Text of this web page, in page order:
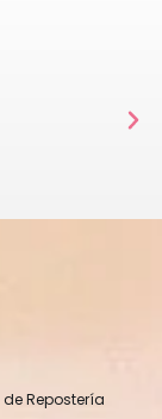
Repostería